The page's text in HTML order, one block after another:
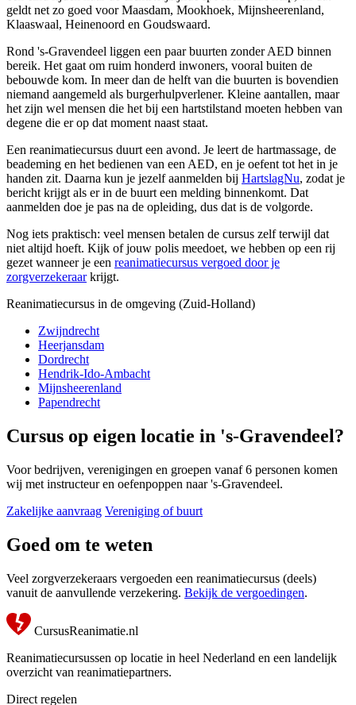
geldt net zo goed voor Maasdam, Mookhoek, Mijnsheerenland,
Klaaswaal, Heinenoord en Goudswaard.
Rond 's-Gravendeel liggen een paar buurten zonder AED binnen
bereik. Het gaat om ruim honderd inwoners, vooral buiten de
bebouwde kom. In meer dan de helft van die buurten is bovendien
niemand aangemeld als burgerhulpverlener. Kleine aantallen, maar
het zijn wel mensen die het bij een hartstilstand moeten hebben van
degene die er op dat moment naast staat.
Een reanimatiecursus duurt een avond. Je leert de hartmassage, de
beademing en het bedienen van een AED, en je oefent tot het in je
handen zit. Daarna kun je jezelf aanmelden bij HartslagNu, zodat je
bericht krijgt als er in de buurt een melding binnenkomt. Dat
aanmelden doe je pas na de opleiding, dus dat is de volgorde.
Nog iets praktisch: veel mensen betalen de cursus zelf terwijl dat
niet altijd hoeft. Kijk of jouw polis meedoet, we hebben op een rij
gezet wanneer je een reanimatiecursus vergoed door je
zorgverzekeraarkrijgt.
Reanimatiecursus in de omgeving (Zuid-Holland)
Zwijndrecht
Heerjansdam
Dordrecht
Hendrik-Ido-Ambacht
Mijnsheerenland
Papendrecht
Cursus op eigen locatie in 's-Gravendeel?
Voor bedrijven, verenigingen en groepen vanaf 6 personen komen
wij met instructeur en oefenpoppen naar 's-Gravendeel.
Zakelijke aanvraag Vereniging of buurt
Goed om te weten
Veel zorgverzekeraars vergoeden een reanimatiecursus (deels)
vanuit de aanvullende verzekering. Bekijk de vergoedingen.
CursusReanimatie.nl
Reanimatiecursussen op locatie in heel Nederland en een landelijk
overzicht van reanimatiepartners.
Direct regelen